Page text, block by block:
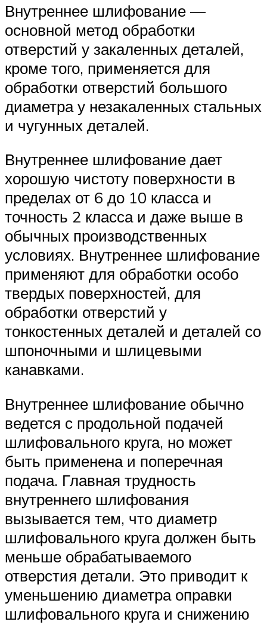
Внутреннее шлифование —
основной метод обработки
отверстий у закаленных деталей,
кроме того, применяется для
обработки отверстий большого
диаметра у незакаленных стальных
и чугунных деталей.
Внутреннее шлифование дает
хорошую чистоту поверхности в
пределах от 6 до 10 класса и
точность 2 класса и даже выше в
обычных производственных
условиях. Внутреннее шлифование
применяют для обработки особо
твердых поверхностей, для
обработки отверстий у
тонкостенных деталей и деталей со
шпоночными и шлицевыми
канавками.
Внутреннее шлифование обычно
ведется с продольной подачей
шлифовального круга, но может
быть применена и поперечная
подача. Главная трудность
внутреннего шлифования
вызывается тем, что диаметр
шлифовального круга должен быть
меньше обрабатываемого
отверстия детали. Это приводит к
уменьшению диаметра оправки
шлифовального круга и снижению